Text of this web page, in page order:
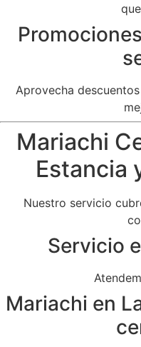
Aprovecha
Mariachi
Estancia
Nuestro servicio
Servicio
Mariachi en